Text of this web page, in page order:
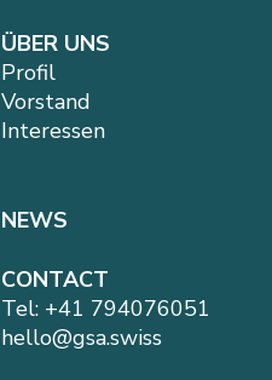
ÜBER UNS
Profil
Vorstand
Interessen
NEWS
CONTACT
Tel: +41 794076051
hello@gsa.swiss